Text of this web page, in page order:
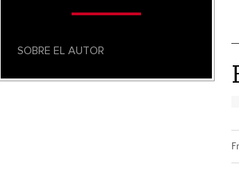
SOBRE EL AUTOR